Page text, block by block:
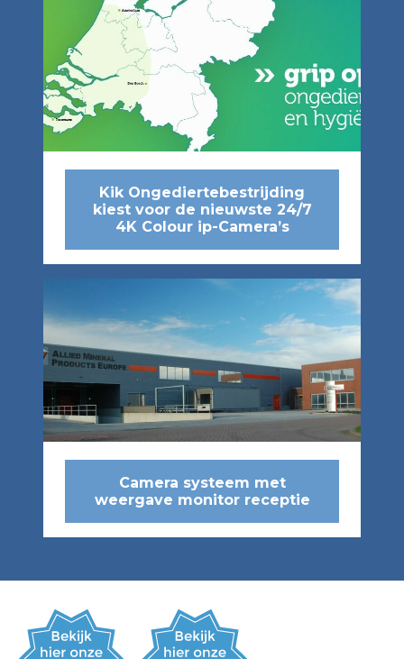
Kik Ongediertebestrijding
kiest voor de nieuwste 24/7
4K Colour ip-Camera’s
Camera systeem met
weergave monitor receptie